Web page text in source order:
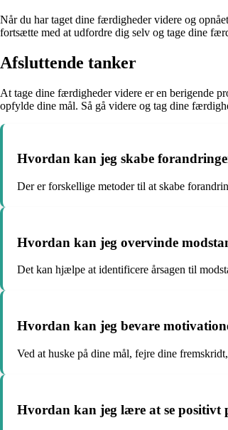
Når du har taget dine færdigheder videre og
fortsætte med at udfordre dig selv og tage dine
Afsluttende tanker
At tage dine færdigheder videre er en berigende
opfylde dine mål. Så gå videre og tag dine
Hvordan kan jeg skabe
Der er forskellige metoder til at skabe
Hvordan kan jeg overvinde
Det kan hjælpe at identificere årsagen til
Hvordan kan jeg bevare
Ved at huske på dine mål, fejre dine
Hvordan kan jeg lære at se positivt